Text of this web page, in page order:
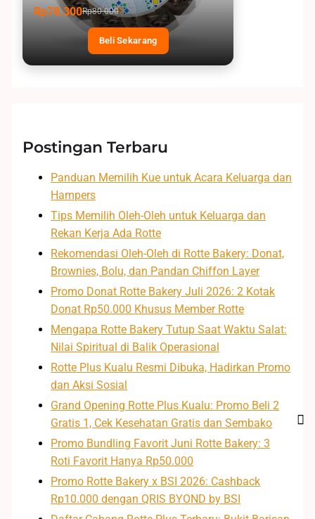
Rp78.300Rp80.000
Beli Sekarang
Postingan Terbaru
Panduan Memilih Kue untuk Acara Keluarga dan
Hampers
Tips Memilih Oleh-Oleh untuk Keluarga dan
Rekan Kerja Ada Rotte
Rekomendasi Oleh-Oleh di Rotte Bakery: Donat,
Brownies, Bolu, dan Pandan Chiffon Layer
Promo Donat Rotte Bakery Juli 2026: 2 Kotak
Donat Rp50.000 Khusus Member Rotte
Mengapa Rotte Bakery Tutup Saat Waktu Salat:
Nilai Spiritual di Balik Operasional
Rotte Plus Kualu Resmi Dibuka, Hadirkan Promo
dan Aksi Sosial
Grand Opening Rotte Plus Kualu: Promo Beli 2
Gratis 1, Cek Kesehatan Gratis dan Sembako
Promo Bundling Favorit Juni Rotte Bakery: 3
Roti Favorit Hanya Rp50.000
Promo Rotte Bakery x BSI 2026: Cashback
Rp10.000 dengan QRIS BYOND by BSI